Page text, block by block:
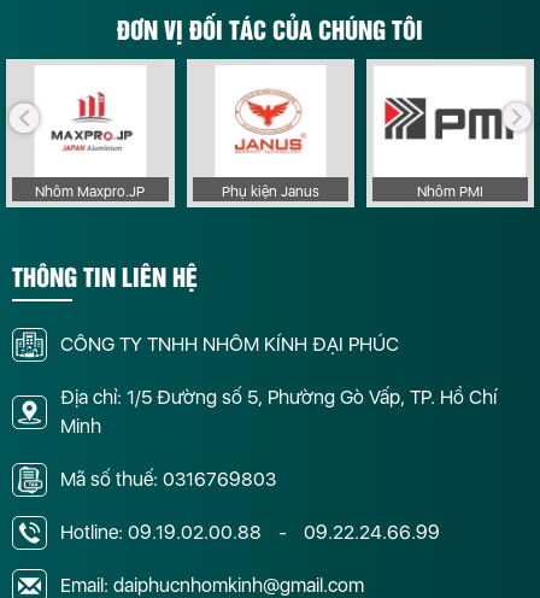
ĐƠN VỊ ĐỐI TÁC CỦA CHÚNG TÔI
Nhôm Maxpro.JP Phụ kiện Janus Nhôm PMI
THÔNG TIN LIÊN HỆ
CÔNG TY TNHH NHÔM KÍNH ĐẠI PHÚC
Địa chỉ: 1/5 Đường số 5, Phường Gò Vấp, TP. Hồ Chí
Minh
Mã số thuế: 0316769803
Hotline: 09.19.02.00.88 - 09.22.24.66.99
Email: daiphucnhomkinh@gmail.com